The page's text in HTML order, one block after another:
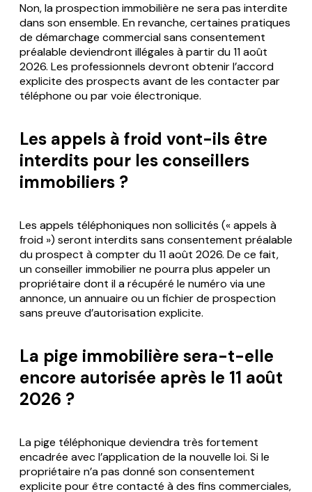
Non, la prospection immobilière ne sera pas interdite
dans son ensemble. En revanche, certaines pratiques
de démarchage commercial sans consentement
préalable deviendront illégales à partir du 11 août
2026. Les professionnels devront obtenir l’accord
explicite des prospects avant de les contacter par
téléphone ou par voie électronique.
Les appels à froid vont-ils être
interdits pour les conseillers
immobiliers ?
Les appels téléphoniques non sollicités (« appels à
froid ») seront interdits sans consentement préalable
du prospect à compter du 11 août 2026. De ce fait,
un conseiller immobilier ne pourra plus appeler un
propriétaire dont il a récupéré le numéro via une
annonce, un annuaire ou un fichier de prospection
sans preuve d’autorisation explicite.
La pige immobilière sera-t-elle
encore autorisée après le 11 août
2026 ?
La pige téléphonique deviendra très fortement
encadrée avec l’application de la nouvelle loi. Si le
propriétaire n’a pas donné son consentement
explicite pour être contacté à des fins commerciales,